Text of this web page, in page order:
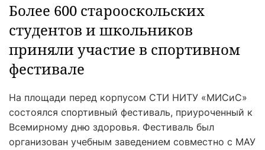
Более 600 старооскольских
студентов и школьников
приняли участие в спортивном
фестивале
На площади перед корпусом СТИ НИТУ «МИСиС»
состоялся спортивный фестиваль, приуроченный к
Всемирному дню здоровья. Фестиваль был
организован учебным заведением совместно с МАУ